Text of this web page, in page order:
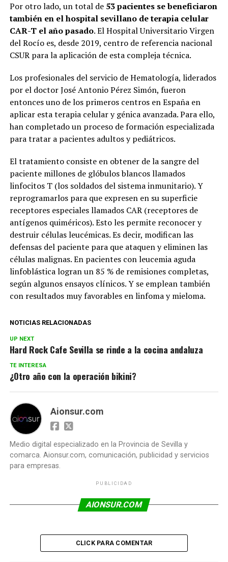
Por otro lado, un total de53 pacientes se beneficiaron
también en el hospital sevillano de terapia celular
CAR-T el año pasado. El Hospital Universitario Virgen
del Rocío es, desde 2019, centro de referencia nacional
CSUR para la aplicación de esta compleja técnica.
Los profesionales del servicio de Hematología, liderados
por el doctor José Antonio Pérez Simón, fueron
entonces uno de los primeros centros en España en
aplicar esta terapia celular y génica avanzada. Para ello,
han completado un proceso de formación especializada
para tratar a pacientes adultos y pediátricos.
El tratamiento consiste en obtener de la sangre del
paciente millones de glóbulos blancos llamados
linfocitos T (los soldados del sistema inmunitario). Y
reprogramarlos para que expresen en su superficie
receptores especiales llamados CAR (receptores de
antígenos quiméricos). Esto les permite reconocer y
destruir células leucémicas. Es decir, modifican las
defensas del paciente para que ataquen y eliminen las
células malignas. En pacientes con leucemia aguda
linfoblástica logran un 85 % de remisiones completas,
según algunos ensayos clínicos. Y se emplean también
con resultados muy favorables en linfoma y mieloma.
NOTICIAS RELACIONADAS
UP NEXT
Hard Rock Cafe Sevilla se rinde a la cocina andaluza
TE INTERESA
¿Otro año con la operación bikini?
Aionsur.com
Medio digital especializado en la Provincia de Sevilla y
comarca. Aionsur.com, comunicación, publicidad y servicios
para empresas.
PUBLICIDAD
AIONSUR.COM
CLICK PARA COMENTAR